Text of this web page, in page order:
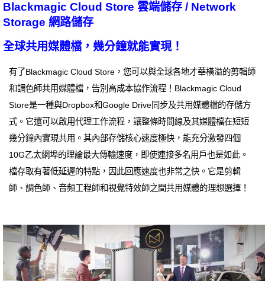
Blackmagic Cloud Store 雲端儲存 / Network
Storage 網路儲存
全球共用媒體檔，幾分鐘就能實現！
有了Blackmagic Cloud Store，您可以與全球各地才華橫溢的剪輯師
和調色師共用媒體檔，告別高成本協作流程！Blackmagic Cloud
Store是一種與Dropbox和Google Drive同步及共用媒體檔的存儲方
式。它還可以啟用代理工作流程，讓整條時間線及其媒體檔在短短
幾分鐘內實現共用。其內部存儲核心速度極快，能充分激發四個
10G乙太網埠的理論最大傳輸速度，即使連接多名用戶也是如此。
檔存取有著低延遲的特點，因此回應速度也非常之快。它是剪輯
師、調色師、音頻工程師和視覺特效師之間共用媒體的理想選擇！